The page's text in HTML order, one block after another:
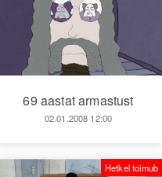
69 aastat armastust
02.01.2008 12:00
Hetkel toimub